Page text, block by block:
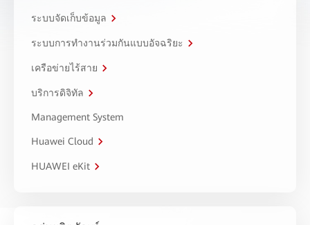
ระบบจัดเก็บข้อมูล
ระบบการทำงานร่วมกันแบบอัจฉริยะ
เครือข่ายไร้สาย
บริการดิจิทัล
Management System
Huawei Cloud
HUAWEI eKit